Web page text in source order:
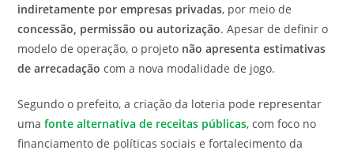
indiretamente por empresas privadas, por meio de
concessão, permissão ou autorização. Apesar de definir o
modelo de operação, o projeto não apresenta estimativas
de arrecadação com a nova modalidade de jogo.
Segundo o prefeito, a criação da loteria pode representar
umafonte alternativa de receitas públicas, com foco no
financiamento de políticas sociais e fortalecimento da